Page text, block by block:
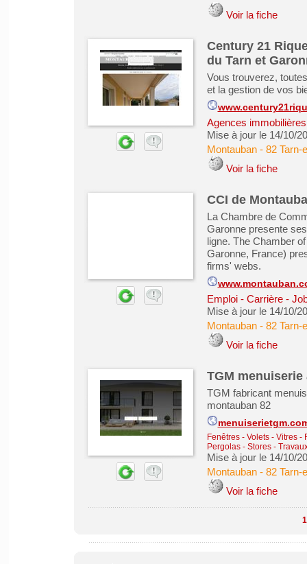
Voir la fiche
Century 21
du Tarn et
Vous trouverez,
et la gestion de vos
Agences
Mise à jour le 14/10/
Montauban- 82 Tarn-
Voir la fiche
CCI de
La Chambre de
Garonne presente
ligne. The Chamber
Garonne, France)
firms' webs.
Emploi - Carrière -
Mise à jour le 14/10/
Montauban- 82 Tarn-
Voir la fiche
TGM
TGM fabricant
montauban 82
Fenêtres - Volets - Vitres -
Pergolas - Stores-
Mise à jour le 14/10/
Montauban- 82 Tarn-
Voir la fiche
1